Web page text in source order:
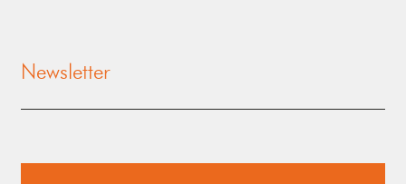
Newsletter